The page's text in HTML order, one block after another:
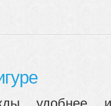
удобнее и